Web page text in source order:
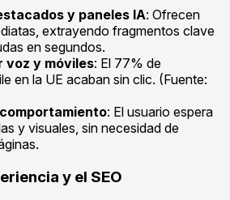
y paneles IA: Ofrecen
extrayendo fragmentos clave
en segundos.
voz y móviles: El 77% de
en la UE acaban sin clic. (Fuente:
: El usuario espera
y visuales, sin necesidad de
y el SEO